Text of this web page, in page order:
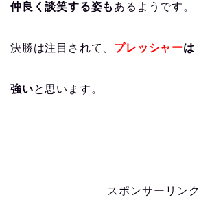
仲良く談笑する姿も あるようです。
決勝は注目されて、 プレッシャーは
強いと思います。
スポンサーリンク